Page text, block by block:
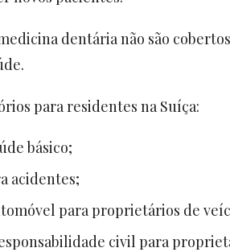
dentária não são
para residentes na Suíça:
básico;
acidentes;
para proprietários de
civil para